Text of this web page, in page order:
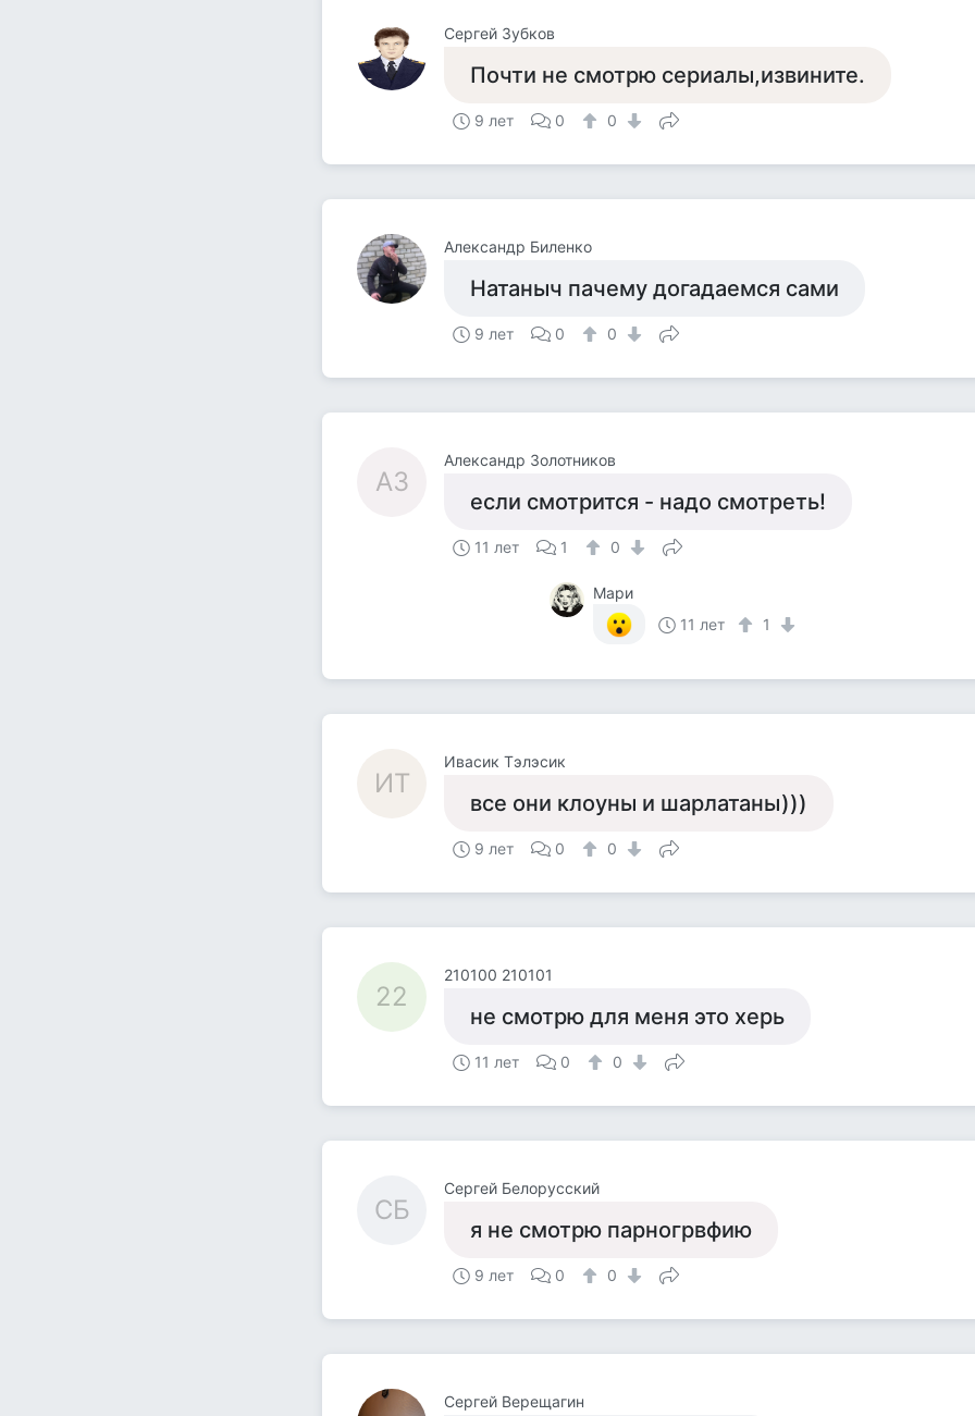
Сергей Зубков
Почти не смотрю сериалы,извините.
9 лет 0 0
Александр Биленко
Натаныч пачему догадаемся сами
9 лет 0 0
АЗ
Александр Золотников
если смотрится - надо смотреть!
11 лет 1 0
Мари
11 лет
1
ИТ
Ивасик Тэлэсик
все они клоуны и шарлатаны)))
9 лет 0 0
22
210100 210101
не смотрю для меня это херь
11 лет 0 0
СБ
Сергей Белорусский
я не смотрю парногрвфию
9 лет 0 0
Сергей Верещагин